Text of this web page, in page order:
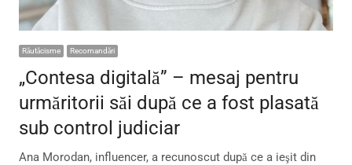
Răutăcisme Recomandări
„Contesa digitală” – mesaj pentru
urmăritorii săi după ce a fost plasată
sub control judiciar
Ana Morodan, influencer, a recunoscut după ce a ieşit din